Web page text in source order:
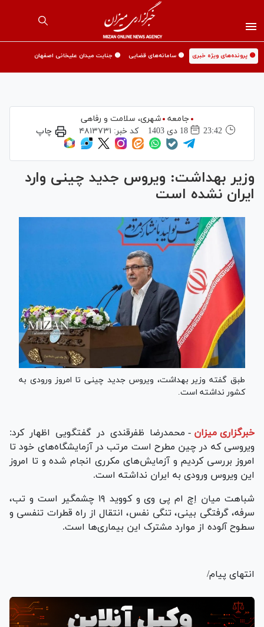
🟡 پرونده‌های ویژه خبری 🟡 سامانه‌های قضایی 🟡 جنایت میدان علیخانی اصفهان
جامعه
شهری،‌ سلامت و رفاهی
23:42
18 دی 1403 کد خبر: ۴۸۱۳۷۳۱ چاپ
وزیر بهداشت: ویروس جدید چینی وارد
ایران نشده است
طبق گفته وزیر بهداشت، ویروس جدید چینی تا امروز ورودی به
کشور نداشته است.
خبرگزاری میزان - محمدرضا ظفرقندی در گفتگویی اظهار کرد:
ویروسی که در چین مطرح است مرتب در آزمایشگاه‌های خود تا
امروز بررسی کردیم و آزمایش‌های مکرری انجام شده و تا امروز
این ویروس ورودی به ایران نداشته است.
شباهت میان اِچ ام پی وی و کووید ۱۹ چشمگیر است و تب،
سرفه، گرفتگی بینی، تنگی نفس، انتقال از راه قطرات تنفسی و
سطوح آلوده از موارد مشترک این بیماری‌ها است.
انتهای پیام/